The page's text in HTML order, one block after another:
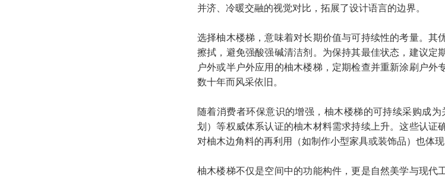
并济、冷暖交融的视觉对比，拓展了设计语言的边界。
选择柚木楼梯，意味着对长期价值与可持续性的考量。
擦拭，避免强酸强碱清洁剂。为保持其最佳状态，建议
户外或半户外应用的柚木楼梯，定期检查并重新涂刷户
数十年而风采依旧。
随着消费者环保意识的增强，柚木楼梯的可持续采购成
划）等权威体系认证的柚木材料需求持续上升。这些认证
对柚木边角料的再利用（如制作小型家具或装饰品）也体现
柚木楼梯不仅是空间中的功能构件，更是自然美学与现